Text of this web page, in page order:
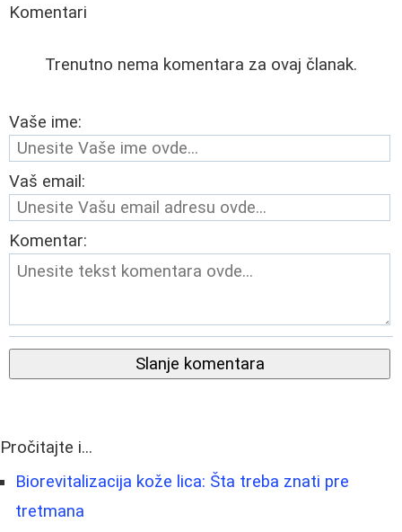
Komentari
Trenutno nema komentara za ovaj članak.
Vaše ime:
Vaš email:
Komentar:
Slanje komentara
Pročitajte i...
Biorevitalizacija kože lica: Šta treba znati pre
tretmana